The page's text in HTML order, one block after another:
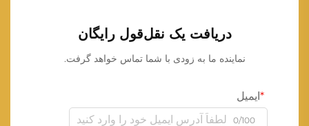
دریافت یک نقل‌قول رایگان
نماینده ما به زودی با شما تماس خواهد گرفت.
ایمیل
0/100